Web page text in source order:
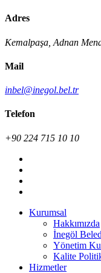
Adres
Kemalpaşa, Adnan
Mail
inbel@inegol.bel.tr
Telefon
+90 224 715 10 10
Kurumsal
Hakkımızda
İnegöl
Yönetim
Kalite
Hizmetler